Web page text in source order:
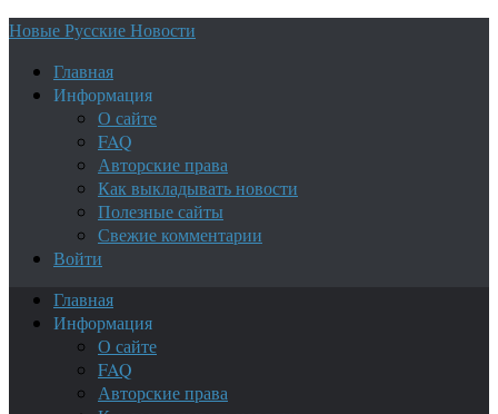
Новые Русские Новости
Главная
Информация
О сайте
FAQ
Авторские права
Как выкладывать новости
Полезные сайты
Свежие комментарии
Войти
Главная
Информация
О сайте
FAQ
Авторские права